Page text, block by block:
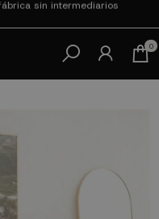
0